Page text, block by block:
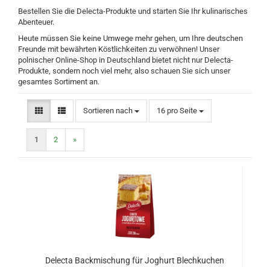
Bestellen Sie die Delecta-Produkte und starten Sie Ihr kulinarisches
Abenteuer.
Heute müssen Sie keine Umwege mehr gehen, um Ihre deutschen
Freunde mit bewährten Köstlichkeiten zu verwöhnen! Unser
polnischer Online-Shop in Deutschland bietet nicht nur Delecta-
Produkte, sondern noch viel mehr, also schauen Sie sich unser
gesamtes Sortiment an.
Sortieren nach
Sortieren nach 16 pro Seite
pro Seite
1 2 »
Delecta Backmischung für Joghurt Blechkuchen